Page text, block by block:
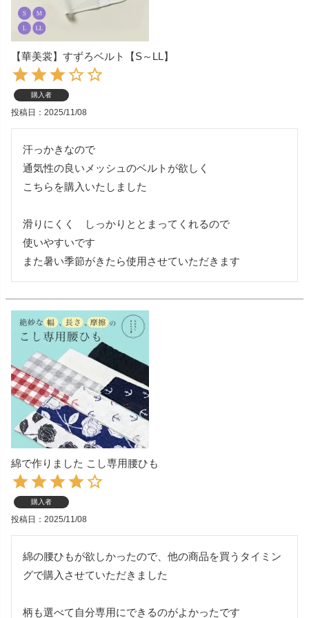
【華美裳】すずろベルト【S～LL】
購入者
投稿日 2025/11/08
汗っかきなので
通気性の良いメッシュのベルトが欲しく
こちらを購入いたしました
滑りにくく　しっかりととまってくれるので
使いやすいです
また暑い季節がきたら使用させていただきます
綿で作りました こし専用腰ひも
購入者
投稿日 2025/11/08
綿の腰ひもが欲しかったので、他の商品を買うタイミン
グで購入させていただきました
柄も選べて自分専用にできるのがよかったです